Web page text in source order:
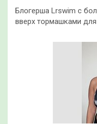
Блогерша Lrswim с
вверх тормашками